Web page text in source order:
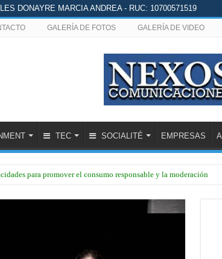
DONAYRE MARCIA ANDREA - RUC: 10700571519
GALERÍA DE FOTOS GALERÍA DE VIDEO
TEC SOCIALITÉ EMPRESAS
para promover el consumo responsable y la moderación